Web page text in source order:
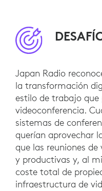
Japan Radio
la transformación
estilo de trabajo
videoconferencia.
sistemas de
querían aprovechar
que las reuniones
y productivas y, al
coste total de
infraestructura de